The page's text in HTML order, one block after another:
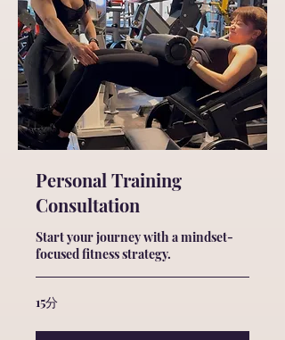
Personal Training
Consultation
Start your journey with a mindset-
focused fitness strategy.
15分